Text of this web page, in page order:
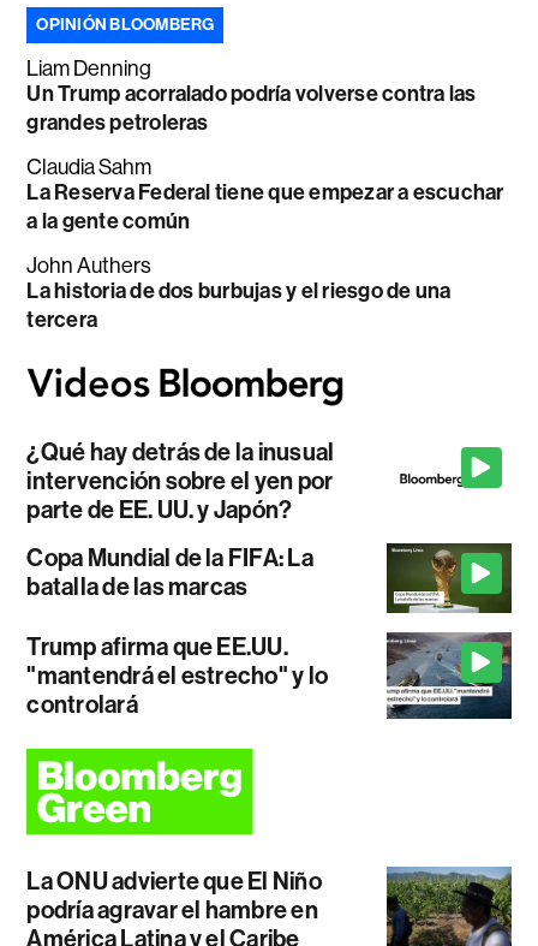
OPINIÓN BLOOMBERG
Liam Denning
Un Trump acorralado podría volverse contra las
grandes petroleras
Claudia Sahm
La Reserva Federal tiene que empezar a escuchar
a la gente común
John Authers
La historia de dos burbujas y el riesgo de una
tercera
¿Qué hay detrás de la inusual
intervención sobre el yen por
parte de EE. UU. y Japón?
Copa Mundial de la FIFA: La
batalla de las marcas
Trump afirma que EE.UU.
"mantendrá el estrecho" y lo
controlará
La ONU advierte que El Niño
podría agravar el hambre en
América Latina y el Caribe